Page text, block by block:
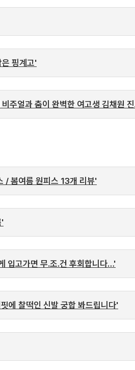
핑계고'
주얼과 춤이 완벽한 여고생 김채원
/ 봄여름 원피스 13개 리뷰'
'
입고가면 무.조.건 후회합니다…'
에 찰떡인 신발 궁합 봐드립니다'